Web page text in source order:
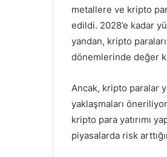
metallere ve kripto
edildi. 2028’e kadar
yandan, kripto
dönemlerinde değer
Ancak, kripto paralar
yaklaşmaları
kripto para yatırımı
piyasalarda risk